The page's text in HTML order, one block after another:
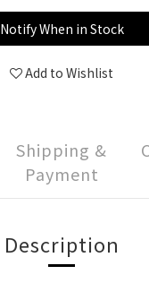
Notify When in Stock
Add to Wishlist
Shipping &
Payment
Description